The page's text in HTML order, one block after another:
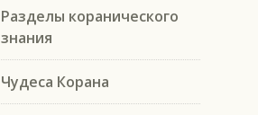
Разделы коранического
знания
Чудеса Корана